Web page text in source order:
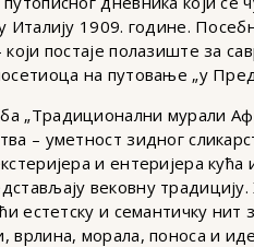
Италију 1909. године.
постаје полазиште за
на путовање „у
„Традиционални мурали
– уметност зидног
и ентеријера
вековну
естетску и семантичку
врлина, морала, поноса и